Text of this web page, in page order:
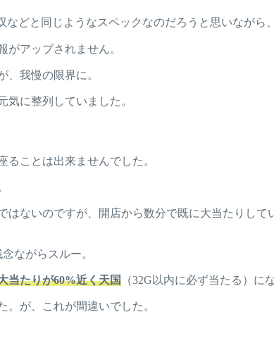
どと同じようなスペックなのだろうと思いながら
がアップされません。
我慢の限界に。
に整列していました。
ことは出来ませんでした。
ないのですが、開店から数分で既に大当たりして
ながらスルー。
当たりが60%近く天国 （32G以内に必ず当たる）に
が、これが間違いでした。